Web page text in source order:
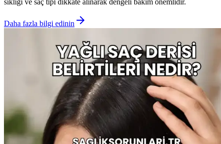
Daha fazla bilgi edinin